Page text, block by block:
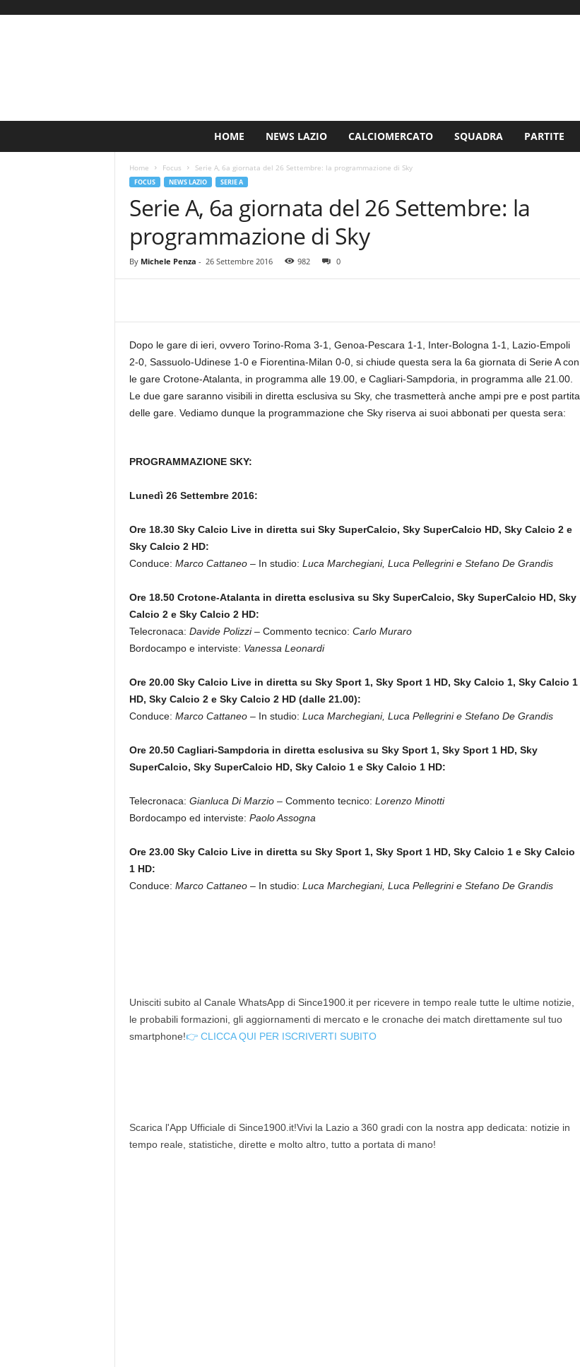
HOME NEWS LAZIO CALCIOMERCATO SQUADRA PARTITE
Home Focus Serie A, 6a giornata del 26 Settembre: la programmazione di Sky
FOCUS NEWS LAZIO SERIE A
Serie A, 6a giornata del 26 Settembre: la
programmazione di Sky
By Michele Penza - 26 Settembre 2016 982 0
Dopo le gare di ieri, ovvero Torino-Roma 3-1, Genoa-Pescara 1-1, Inter-Bologna 1-1, Lazio-Empoli
2-0, Sassuolo-Udinese 1-0 e Fiorentina-Milan 0-0, si chiude questa sera la 6a giornata di Serie A con
le gare Crotone-Atalanta, in programma alle 19.00, e Cagliari-Sampdoria, in programma alle 21.00.
Le due gare saranno visibili in diretta esclusiva su Sky, che trasmetterà anche ampi pre e post partita
delle gare. Vediamo dunque la programmazione che Sky riserva ai suoi abbonati per questa sera:
PROGRAMMAZIONE SKY:
Lunedì 26 Settembre 2016:
Ore 18.30 Sky Calcio Live in diretta sui Sky SuperCalcio, Sky SuperCalcio HD, Sky Calcio 2 e
Sky Calcio 2 HD:
Conduce: Marco Cattaneo– In studio: Luca Marchegiani, Luca Pellegrini e Stefano De Grandis
Ore 18.50 Crotone-Atalanta in diretta esclusiva su Sky SuperCalcio, Sky SuperCalcio HD, Sky
Calcio 2 e Sky Calcio 2 HD:
Telecronaca: Davide Polizzi– Commento tecnico: Carlo Muraro
Bordocampo e interviste: Vanessa Leonardi
Ore 20.00 Sky Calcio Live in diretta su Sky Sport 1, Sky Sport 1 HD, Sky Calcio 1, Sky Calcio 1
HD, Sky Calcio 2 e Sky Calcio 2 HD (dalle 21.00):
Conduce: Marco Cattaneo– In studio: Luca Marchegiani, Luca Pellegrini e Stefano De Grandis
Ore 20.50 Cagliari-Sampdoria in diretta esclusiva su Sky Sport 1, Sky Sport 1 HD, Sky
SuperCalcio, Sky SuperCalcio HD, Sky Calcio 1 e Sky Calcio 1 HD:
Telecronaca: Gianluca Di Marzio– Commento tecnico: Lorenzo Minotti
Bordocampo ed interviste: Paolo Assogna
Ore 23.00 Sky Calcio Live in diretta su Sky Sport 1, Sky Sport 1 HD, Sky Calcio 1 e Sky Calcio
1 HD:
Conduce: Marco Cattaneo– In studio: Luca Marchegiani, Luca Pellegrini e Stefano De Grandis
Unisciti subito al Canale WhatsApp di Since1900.it per ricevere in tempo reale tutte le ultime notizie,
le probabili formazioni, gli aggiornamenti di mercato e le cronache dei match direttamente sul tuo
smartphone!👉 CLICCA QUI PER ISCRIVERTI SUBITO
Scarica l'App Ufficiale di Since1900.it!Vivi la Lazio a 360 gradi con la nostra app dedicata: notizie in
tempo reale, statistiche, dirette e molto altro, tutto a portata di mano!